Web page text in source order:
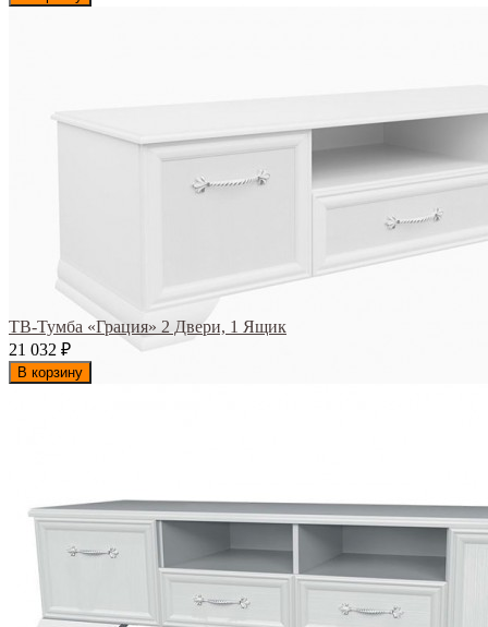
ТВ-Тумба «Грация» 2 Двери, 1 Ящик
21 032 ₽
В корзину